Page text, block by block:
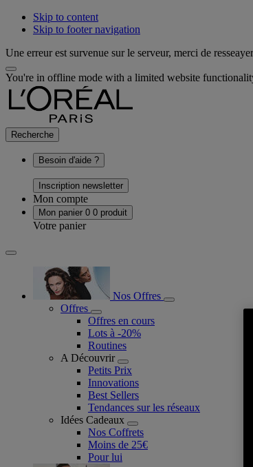
Skip to content
Skip to footer navigation
Une erreur est survenue sur le serveur, merci de
You're in offline mode with a limited website
Recherche
Besoin d'aide ?
Inscription newsletter
Mon compte
Mon panier 0 0 produit
Votre panier
Nos Offres
Offres
Offres en cours
Lots à -20%
Routines
A Découvrir
Petits Prix
Innovations
Best Sellers
Tendances sur les réseaux
Idées Cadeaux
Nos Coffrets
Moins de 25€
Pour lui